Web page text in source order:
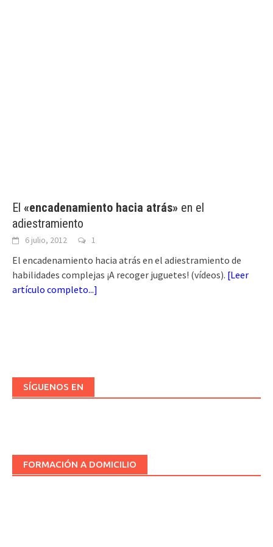
El «encadenamiento hacia atrás» en el
adiestramiento
6 julio, 2012 1
El encadenamiento hacia atrás en el adiestramiento de
habilidades complejas ¡A recoger juguetes! (vídeos). [Leer
artículo completo...]
SÍGUENOS EN
FORMACIÓN A DOMICILIO